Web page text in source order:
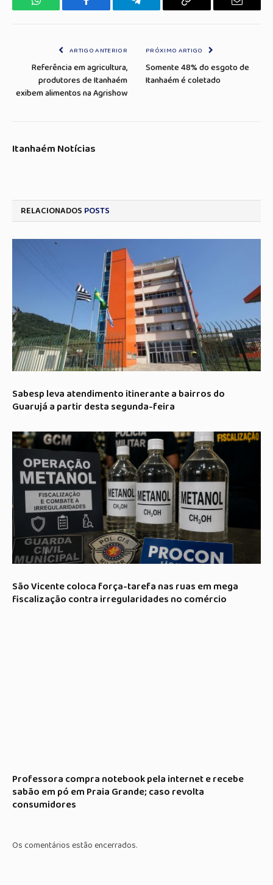
WhatsApp Facebook Telegrama Copiar
E-
ARTIGO ANTERIOR
Referência em agricultura,
produtores de Itanhaém
exibem alimentos na Agrishow
PRÓXIMO ARTIGO
Somente 48% do esgoto de
Itanhaém é coletado
Itanhaém Notícias
RELACIONADOS POSTS
Sabesp leva atendimento itinerante a bairros do
Guarujá a partir desta segunda-feira
São Vicente coloca força-tarefa nas ruas em mega
fiscalização contra irregularidades no comércio
Professora compra notebook pela internet e recebe
sabão em pó em Praia Grande; caso revolta
consumidores
Os comentários estão encerrados.